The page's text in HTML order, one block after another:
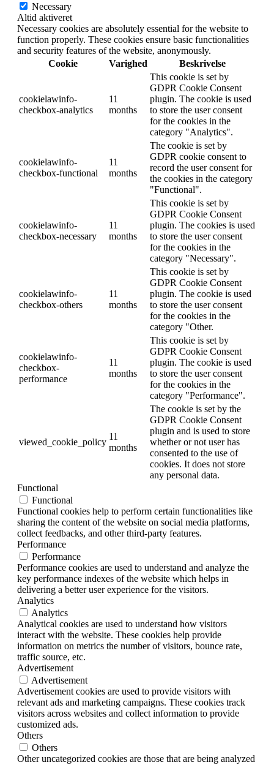
Necessary
Altid aktiveret
Necessary cookies are absolutely essential for the website to
function properly. These cookies ensure basic functionalities
and security features of the website, anonymously.
Cookie
Varighed Beskrivelse
cookielawinfo-
checkbox-analytics
11
months
This cookie is set by
GDPR Cookie Consent
plugin. The cookie is used
to store the user consent
for the cookies in the
category "Analytics".
cookielawinfo-
checkbox-functional
11
months
The cookie is set by
GDPR cookie consent to
record the user consent for
the cookies in the category
"Functional".
cookielawinfo-
checkbox-necessary
11
months
This cookie is set by
GDPR Cookie Consent
plugin. The cookies is used
to store the user consent
for the cookies in the
category "Necessary".
cookielawinfo-
checkbox-others
11
months
This cookie is set by
GDPR Cookie Consent
plugin. The cookie is used
to store the user consent
for the cookies in the
category "Other.
cookielawinfo-
checkbox-
performance
11
months
This cookie is set by
GDPR Cookie Consent
plugin. The cookie is used
to store the user consent
for the cookies in the
category "Performance".
viewed_cookie_policy
11
months
The cookie is set by the
GDPR Cookie Consent
plugin and is used to store
whether or not user has
consented to the use of
cookies. It does not store
any personal data.
Functional
Functional
Functional cookies help to perform certain functionalities like
sharing the content of the website on social media platforms,
collect feedbacks, and other third-party features.
Performance
Performance
Performance cookies are used to understand and analyze the
key performance indexes of the website which helps in
delivering a better user experience for the visitors.
Analytics
Analytics
Analytical cookies are used to understand how visitors
interact with the website. These cookies help provide
information on metrics the number of visitors, bounce rate,
traffic source, etc.
Advertisement
Advertisement
Advertisement cookies are used to provide visitors with
relevant ads and marketing campaigns. These cookies track
visitors across websites and collect information to provide
customized ads.
Others
Others
Other uncategorized cookies are those that are being analyzed